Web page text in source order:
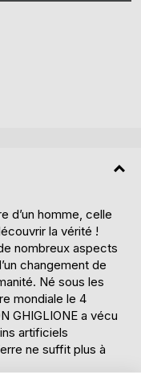
d’un homme, celle
la vérité !
nombreux aspects
changement de
Né sous les
mondiale le 4
GHIGLIONE a vécu
artificiels
ne suffit plus à